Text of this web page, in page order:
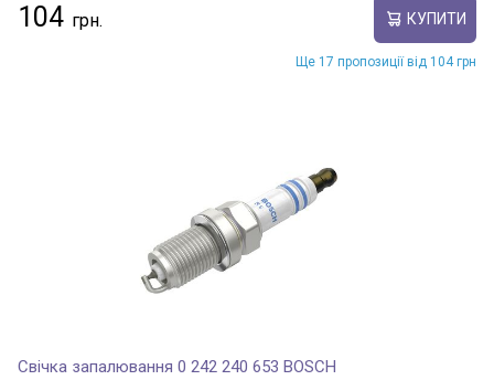
104 КУПИТИ
Ще 17 пропозиції від 104 грн
Свічка запалювання 0 242 240 653 BOSCH